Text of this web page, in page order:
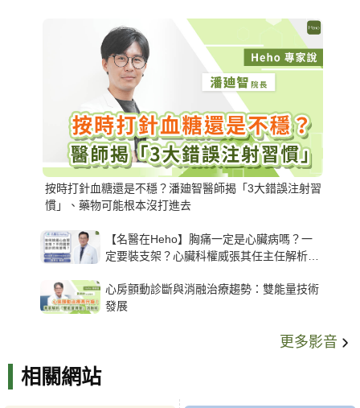
按時打針血糖還是不穩？潘廸智醫師揭「3大錯誤注射習
慣」、藥物可能根本沒打進去
【名醫在Heho】胸痛一定是心臟病嗎？一
定要裝支架？心臟科權威張其任主任解析支
心房顫動診斷與消融治療趨勢：雙能量技術
發展
更多影音
相關網站